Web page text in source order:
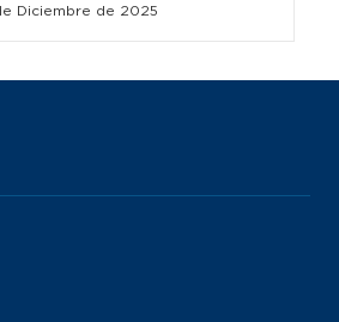
Diciembre de 2025